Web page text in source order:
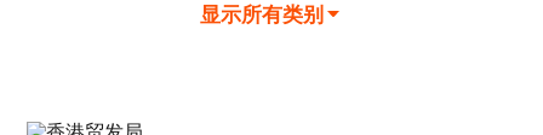
显示所有类别